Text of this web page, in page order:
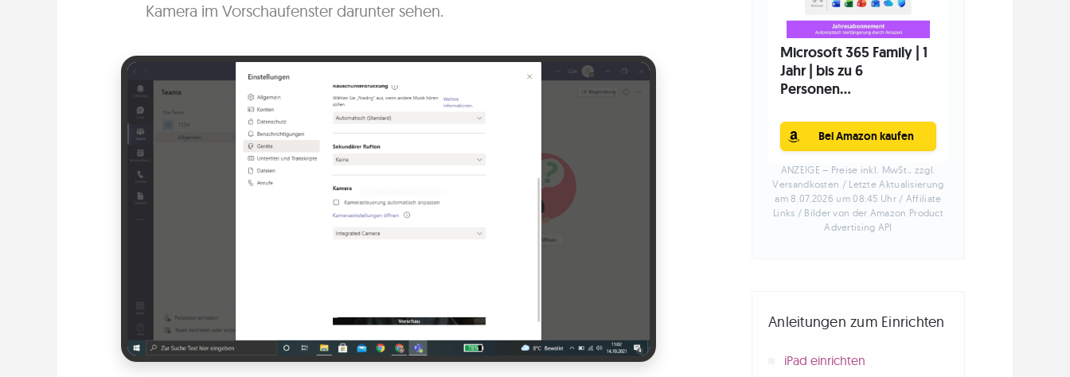
Kamera im Vorschaufenster darunter sehen.
Microsoft 365 Family | 1
Jahr | bis zu 6
Personen...
Bei Amazon kaufen
ANZEIGE – Preise inkl. MwSt., zzgl.
Versandkosten / Letzte Aktualisierung
am 8.07.2026 um 08:45 Uhr / Affiliate
Links / Bilder von der Amazon Product
Advertising API
Anleitungen zum Einrichten
iPad einrichten